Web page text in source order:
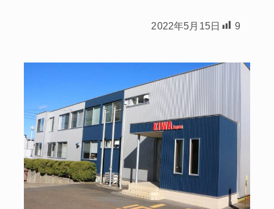
2022年5月15日 9